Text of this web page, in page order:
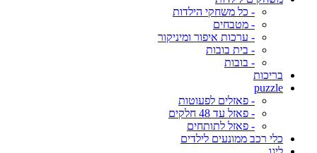
- כל משחקי הילדות
- מטבחים
- ערכות איפור ומיניקור
- בית בובות
- בובות
בריכות
puzzle
- פאזלים לפעוטות
- פאזל עד 48 חלקים
- פאזל לתותחים
כלי רכב ממונעים לילדים